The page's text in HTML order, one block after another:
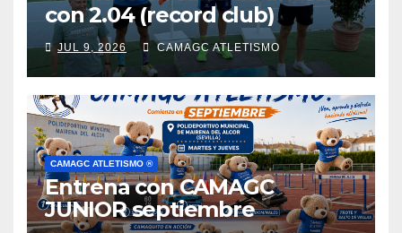
con 2.04 (record club)
JUL 9, 2026 CAMAGC ATLETISMO
CAMAGC ATLETISMO ®
Entrena con CAMAGC
JUNIOR septiembre